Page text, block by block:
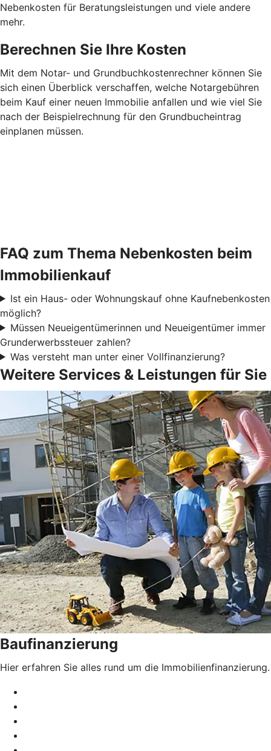
Nebenkosten für Beratungsleistungen und viele andere
mehr.
Berechnen Sie Ihre Kosten
Mit dem Notar- und Grundbuchkostenrechner können Sie
sich einen Überblick verschaffen, welche Notargebühren
beim Kauf einer neuen Immobilie anfallen und wie viel Sie
nach der Beispielrechnung für den Grundbucheintrag
einplanen müssen.
FAQ zum Thema Nebenkosten beim
Immobilienkauf
Ist ein Haus- oder Wohnungskauf ohne Kaufnebenkosten
möglich?
Müssen Neueigentümerinnen und Neueigentümer immer
Grunderwerbssteuer zahlen?
Was versteht man unter einer Vollfinanzierung?
Weitere Services & Leistungen für Sie
Baufinanzierung
Hier erfahren Sie alles rund um die Immobilienfinanzierung.